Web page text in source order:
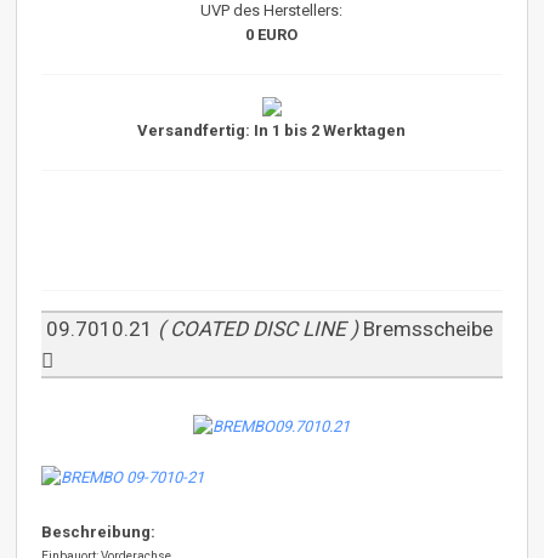
UVP des Herstellers:
0 EURO
Versandfertig: In 1 bis 2 Werktagen
09.7010.21 ( COATED DISC LINE ) Bremsscheibe
Beschreibung: